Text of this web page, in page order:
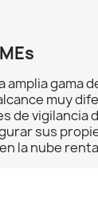
muy
de
sus
la nube